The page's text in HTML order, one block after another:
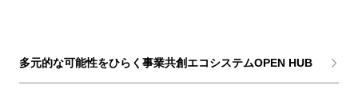
多元的な可能性をひらく事業共創エコシステムOPEN HUB